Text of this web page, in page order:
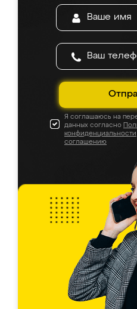
Я соглашаюсь на
данных согласно
конфиденциальности
соглашению